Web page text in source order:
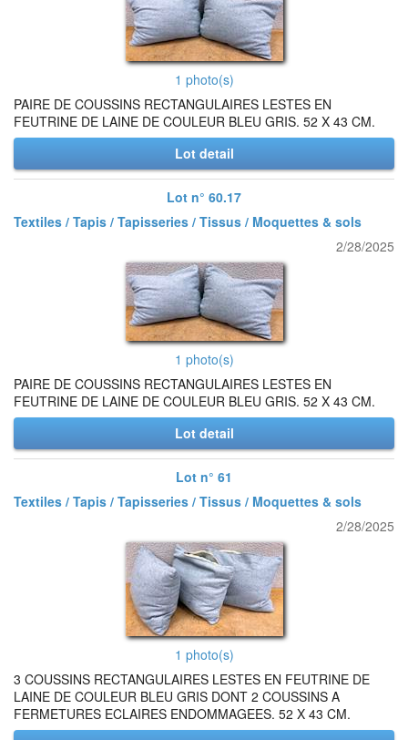
1 photo(s)
PAIRE DE COUSSINS RECTANGULAIRES LESTES EN
FEUTRINE DE LAINE DE COULEUR BLEU GRIS. 52 X 43 CM.
Lot detail
Lot n° 60.17
Textiles / Tapis / Tapisseries / Tissus / Moquettes & sols
2/28/2025
1 photo(s)
PAIRE DE COUSSINS RECTANGULAIRES LESTES EN
FEUTRINE DE LAINE DE COULEUR BLEU GRIS. 52 X 43 CM.
Lot detail
Lot n° 61
Textiles / Tapis / Tapisseries / Tissus / Moquettes & sols
2/28/2025
1 photo(s)
3 COUSSINS RECTANGULAIRES LESTES EN FEUTRINE DE
LAINE DE COULEUR BLEU GRIS DONT 2 COUSSINS A
FERMETURES ECLAIRES ENDOMMAGEES. 52 X 43 CM.